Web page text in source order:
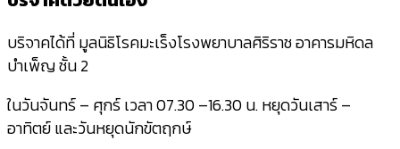
บริจาคได้ที่ มูลนิธิโรคมะเร็งโรงพยาบาลศิริราช อาคารมหิดล
บำเพ็ญ ชั้น 2
ในวันจันทร์ – ศุกร์ เวลา 07.30 –16.30 น. หยุดวันเสาร์ –
อาทิตย์ และวันหยุดนักขัตฤกษ์